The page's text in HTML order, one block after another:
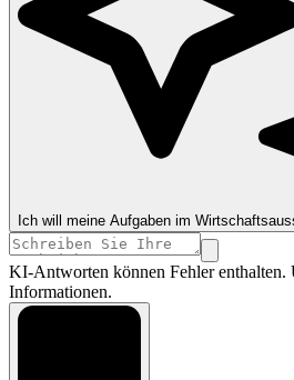
Ich will meine Aufgaben im
KI-Antworten können Fehler enthalten.
Informationen.